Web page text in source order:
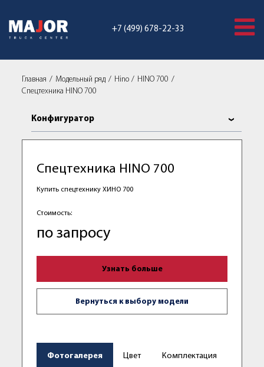
+7 (499) 678-22-33
Главная Модельный ряд Hino
HINO 700
Спецтехника HINO 700
Конфигуратор
Спецтехника HINO 700
Купить спецтехнику ХИНО 700
Стоимость:
по запросу
Узнать больше
Вернуться к выбору модели
Фотогалерея Цвет Комплектация